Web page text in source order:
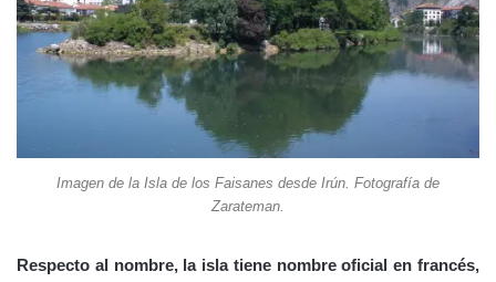
Imagen de la Isla de los Faisanes desde Irún. Fotografía de
Zarateman.
Respecto al nombre, la isla tiene nombre oficial en francés,